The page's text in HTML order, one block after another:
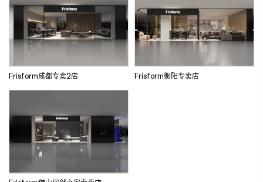
Frisform成都专卖2店 Frisform衡阳专卖店